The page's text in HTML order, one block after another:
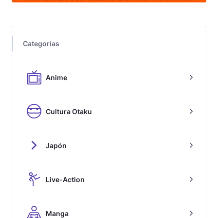
Categorías
Anime
Cultura Otaku
Japón
Live-Action
Manga